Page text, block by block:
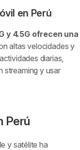
en Perú
y 4.5G ofrecen una
altas velocidades y
diarias,
streaming y usar
Perú
y satélite ha